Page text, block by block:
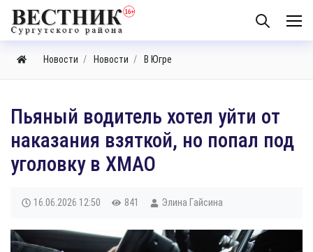
Новости Новости В Югре
Пьяный водитель хотел уйти от
наказания взяткой, но попал под
уголовку в ХМАО
16.06.2026 12:50 841 Элина Гайсина